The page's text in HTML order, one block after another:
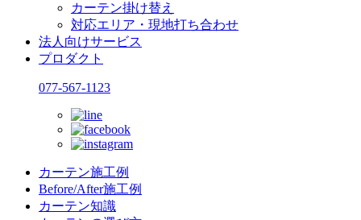
カーテン掛け替え
対応エリア・現地打ち合わせ
法人向けサービス
プロダクト
077-567-1123
カーテン施工例
Before/After施工例
カーテン知識